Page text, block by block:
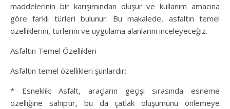
maddelerinin bir karışımından oluşur ve kullanım amacına
göre farklı türleri bulunur. Bu makalede, asfaltın temel
özelliklerini, türlerini ve uygulama alanlarını inceleyeceğiz.
Asfaltın Temel Özellikleri
Asfaltın temel özellikleri şunlardır:
* Esneklik: Asfalt, araçların geçişi sırasında esneme
özelliğine sahiptir, bu da çatlak oluşumunu önlemeye